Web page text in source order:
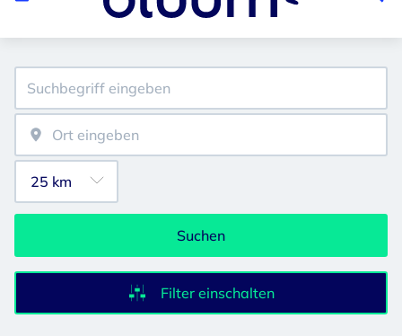
Suchen
Filter einschalten